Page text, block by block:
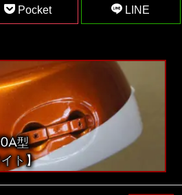
Pocket LINE
型
ト】